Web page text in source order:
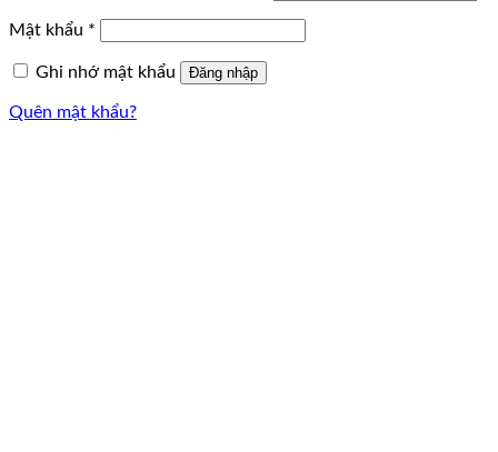
Mật khẩu *
Ghi nhớ mật khẩu Đăng nhập
Quên mật khẩu?